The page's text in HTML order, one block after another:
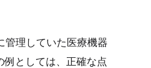
管理していた医療機器
例としては、正確な点